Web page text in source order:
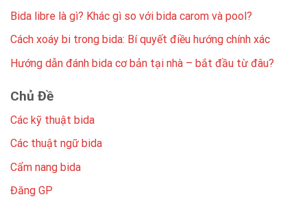
Bida libre là gì? Khác gì so với bida carom và pool?
Cách xoáy bi trong bida: Bí quyết điều hướng chính xác
Hướng dẫn đánh bida cơ bản tại nhà – bắt đầu từ đâu?
Chủ Đề
Các kỹ thuật bida
Các thuật ngữ bida
Cẩm nang bida
Đăng GP